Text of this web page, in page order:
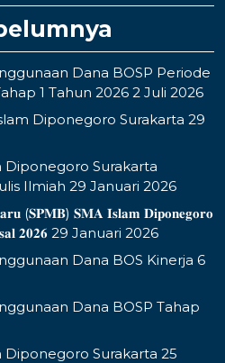
Dana BOSP Periode
1 Tahun 2026 2 Juli 2026
Diponegoro Surakarta 29
Diponegoro Surakarta
Ilmiah 29 Januari 2026
(𝐒𝐏𝐌𝐁) 𝐒𝐌𝐀 𝐈𝐬𝐥𝐚𝐦 𝐃𝐢𝐩𝐨𝐧𝐞𝐠𝐨𝐫𝐨
𝟐𝟎𝟐𝟔 29 Januari 2026
Dana BOS Kinerja 6
Dana BOSP Tahap
Diponegoro Surakarta 25